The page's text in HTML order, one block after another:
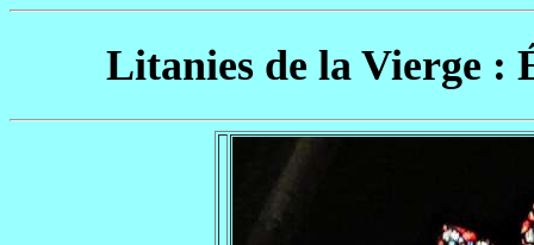
Litanies de la Vierge :